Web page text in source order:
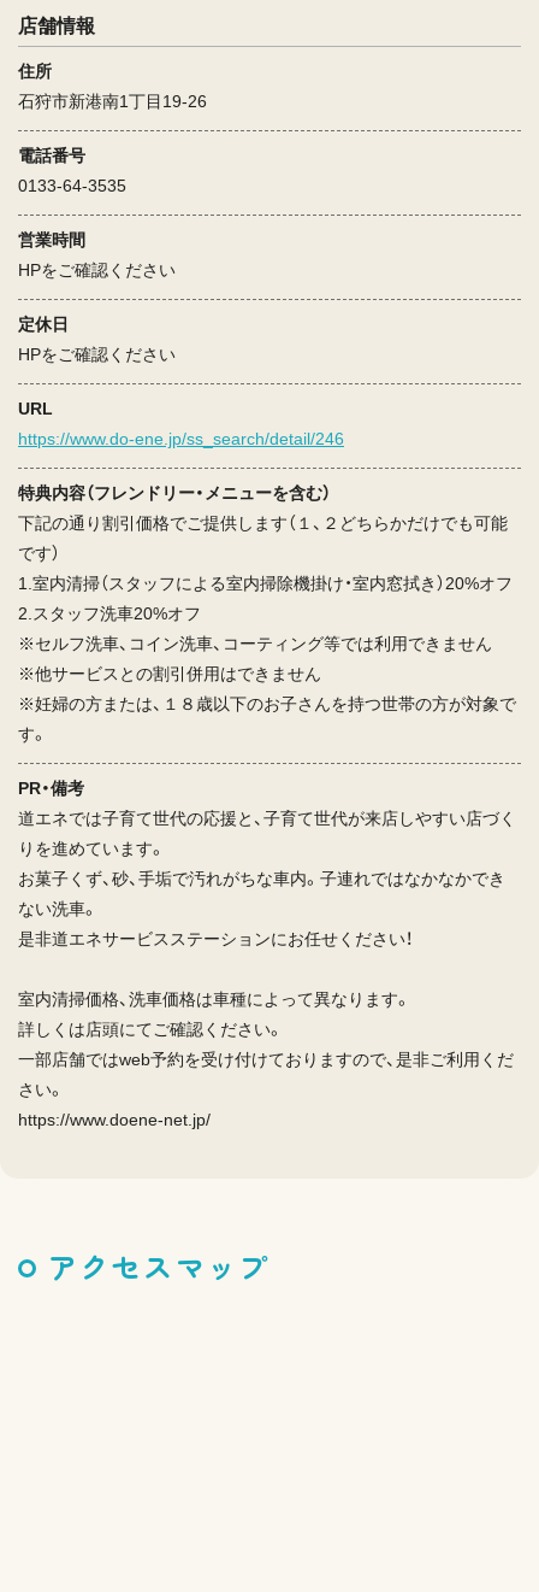
店舗情報
住所
石狩市新港南1丁目19-26
電話番号
0133-64-3535
営業時間
HPをご確認ください
定休日
HPをご確認ください
URL
https://www.do-ene.jp/ss_search/detail/246
特典内容（フレンドリー・メニューを含む）
下記の通り割引価格でご提供します（１、２どちらかだけでも可能
です）
1.室内清掃（スタッフによる室内掃除機掛け・室内窓拭き）20%オフ
2.スタッフ洗車20%オフ
※セルフ洗車、コイン洗車、コーティング等では利用できません
※他サービスとの割引併用はできません
※妊婦の方または、１８歳以下のお子さんを持つ世帯の方が対象で
す。
PR・備考
道エネでは子育て世代の応援と、子育て世代が来店しやすい店づく
りを進めています。
お菓子くず、砂、手垢で汚れがちな車内。子連れではなかなかでき
ない洗車。
是非道エネサービスステーションにお任せください！
室内清掃価格、洗車価格は車種によって異なります。
詳しくは店頭にてご確認ください。
一部店舗ではweb予約を受け付けておりますので、是非ご利用くだ
さい。
https://www.doene-net.jp/
アクセスマップ